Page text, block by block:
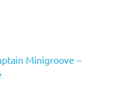
Minigroove –